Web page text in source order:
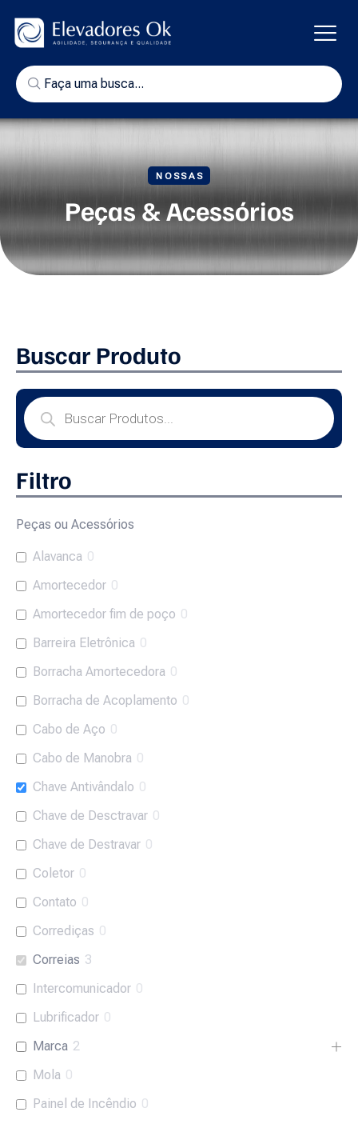
NOSSAS
Peças & Acessórios
Buscar Produto
Filtro
Peças ou Acessórios
Alavanca 0
Amortecedor 0
Amortecedor fim de poço 0
Barreira Eletrônica 0
Borracha Amortecedora 0
Borracha de Acoplamento 0
Cabo de Aço 0
Cabo de Manobra 0
Chave Antivândalo 0
Chave de Desctravar 0
Chave de Destravar 0
Coletor 0
Contato 0
Corrediças 0
Correias 3
Intercomunicador 0
Lubrificador 0
Marca 2
Mola 0
Painel de Incêndio 0